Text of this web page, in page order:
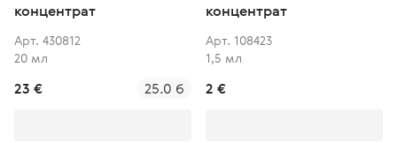
концентрат
Арт. 430812
20 мл
23 € 25.0 б
концентрат
Арт. 108423
1,5 мл
2 €